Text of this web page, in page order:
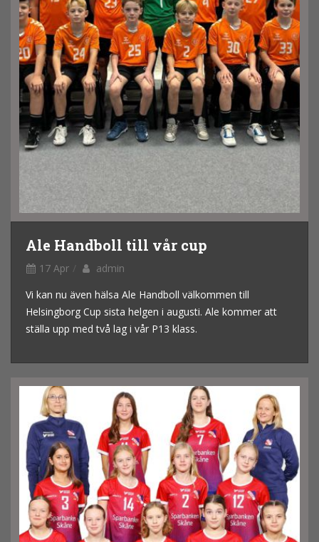
Ale Handboll till vår cup
17 Apr
admin
Vi kan nu även hälsa Ale Handboll välkommen till
Helsingborg Cup sista helgen i augusti. Ale kommer att
ställa upp med två lag i vår P13 klass.